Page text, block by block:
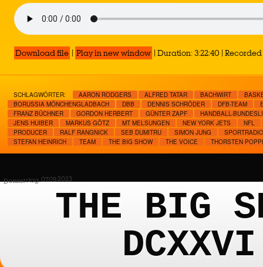
Download file | Play in new window | Duration: 3:22:40 | Recorded
SCHLAGWÖRTER: AARON RODGERS ALFRED TATAR BACHWIRT
BORUSSIA MÖNCHENGLADBACH
DBB DENNIS SCHRÖDER DFB-TEAM
FRANZ BÜCHNER
GORDON HERBERT GÜNTER ZAPF
HANDBALL-
JENS HUIBER
MARKUS GÖTZ MT MELSUNGEN NEW YORK JETS
NFL
PRODUCER
RALF RANGNICK SEB DUMITRU SIMON JUNG
STEFAN HEINRICH
TEAM THE BIG SHOW THE VOICE THORSTEN
Donnerstag, 07.09.2023
THE BIG
DCXXVI